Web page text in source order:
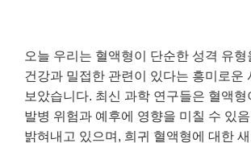
오늘 우리는 혈액형이 단순한 성격 유형
건강과 밀접한 관련이 있다는 흥미로운
보았습니다. 최신 과학 연구들은 혈액형
발병 위험과 예후에 영향을 미칠 수 있
밝혀내고 있으며, 희귀 혈액형에 대한